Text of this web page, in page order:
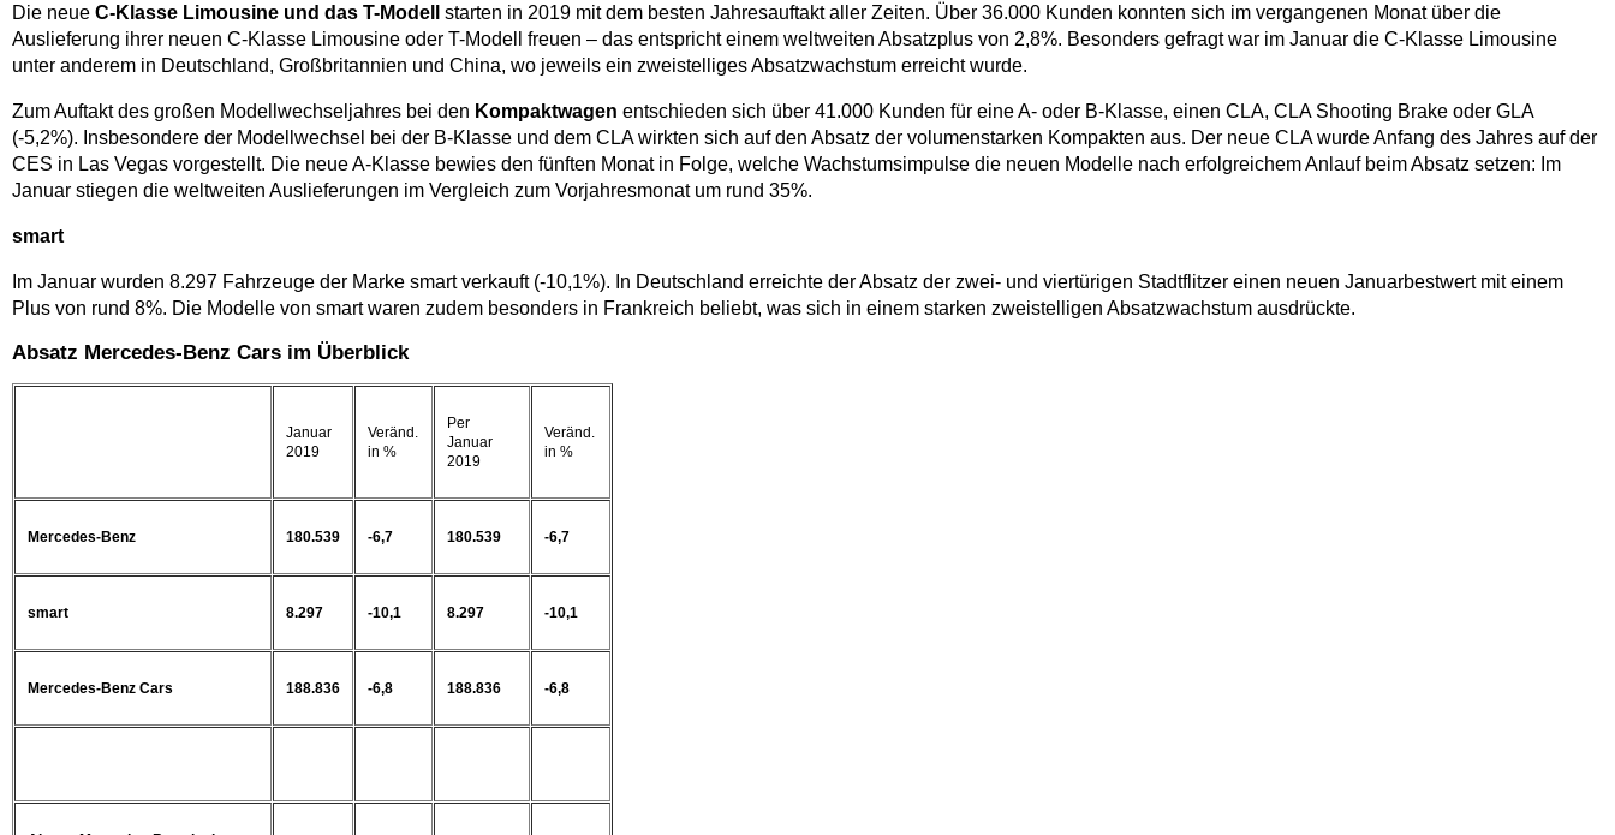
Die neue C-Klasse Limousine und das T-Modell
starten in 2019 mit dem besten Jahresauftakt aller Zeiten. Über 36.000 Kunden konnten sich im vergangenen Monat über die
Auslieferung ihrer neuen C-Klasse Limousine oder T-Modell freuen – das entspricht einem weltweiten Absatzplus von 2,8%. Besonders gefragt war im Januar die C-Klasse Limousine
unter anderem in Deutschland, Großbritannien und China, wo jeweils ein zweistelliges Absatzwachstum erreicht wurde.
Zum Auftakt des großen Modellwechseljahres bei den Kompaktwagen entschieden sich über 41.000 Kunden für eine A- oder B-Klasse, einen CLA, CLA Shooting Brake oder GLA
(-5,2%). Insbesondere der Modellwechsel bei der B-Klasse und dem CLA wirkten sich auf den Absatz der volumenstarken Kompakten aus. Der neue CLA wurde Anfang des Jahres auf der
CES in Las Vegas vorgestellt. Die neue A-Klasse bewies den fünften Monat in Folge, welche Wachstumsimpulse die neuen Modelle nach erfolgreichem Anlauf beim Absatz setzen: Im
Januar stiegen die weltweiten Auslieferungen im Vergleich zum Vorjahresmonat um rund 35%.
smart
Im Januar wurden 8.297 Fahrzeuge der Marke smart verkauft (-10,1%). In Deutschland erreichte der Absatz der zwei- und viertürigen Stadtflitzer einen neuen Januarbestwert mit einem
Plus von rund 8%. Die Modelle von smart waren zudem besonders in Frankreich beliebt, was sich in einem starken zweistelligen Absatzwachstum ausdrückte.
Absatz Mercedes-Benz Cars im Überblick
Januar
2019
Veränd.
in %
Per
Januar
2019
Veränd.
in %
Mercedes-Benz 180.539 -6,7 180.539 -6,7
smart 8.297 -10,1 8.297 -10,1
Mercedes-Benz Cars 188.836 -6,8 188.836 -6,8